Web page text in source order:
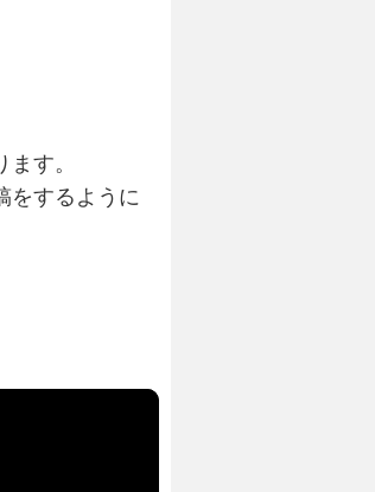
す。
をするように